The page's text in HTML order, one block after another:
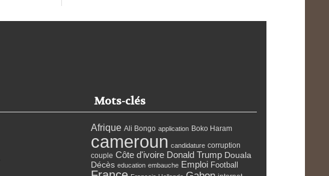
Mots-clés
Afrique Ali Bongo application Boko Haram
cameroun candidature corruption
couple Côte d'ivoire Donald Trump Douala
Décès education embauche Emploi Football